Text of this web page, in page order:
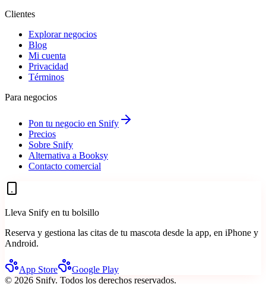
Clientes
Explorar negocios
Blog
Mi cuenta
Privacidad
Términos
Para negocios
Pon tu negocio en Snify
Precios
Sobre Snify
Alternativa a Booksy
Contacto comercial
Lleva Snify en tu bolsillo
Reserva y gestiona las citas de tu mascota desde la app, en iPhone y
Android.
App Store
Google Play
© 2026 Snify. Todos los derechos reservados.